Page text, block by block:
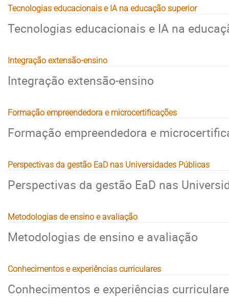
Tecnologias educacionais e IA na educação superior
Tecnologias educacionais e IA na
Integração extensão-ensino
Integração extensão-ensino
Formação empreendedora e microcertificações
Formação empreendedora e
Perspectivas da gestão EaD nas Universidades Públicas
Perspectivas da gestão EaD nas
Metodologias de ensino e avaliação
Metodologias de ensino e avaliação
Conhecimentos e experiências curriculares
Conhecimentos e experiências